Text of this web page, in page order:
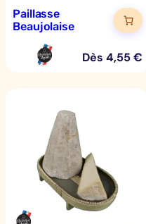
Paillasse
Beaujolaise
Dès4,55€